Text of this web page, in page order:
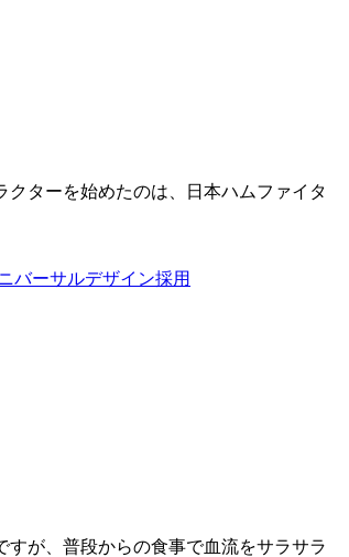
ターを始めたのは、日本ハムファイタ
バーサルデザイン採用
が、普段からの食事で血流をサラサラ